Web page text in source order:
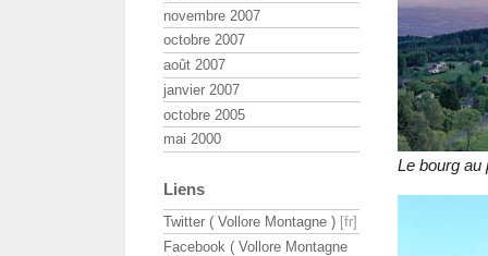
Le bourg au
novembre 2007
octobre 2007
août 2007
janvier 2007
octobre 2005
mai 2000
Liens
Twitter ( Vollore Montagne )
Facebook ( Vollore Montagne